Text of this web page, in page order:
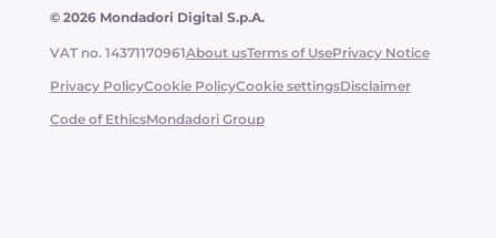
© 2026 Mondadori Digital S.p.A.
VAT no. 14371170961About usTerms of UsePrivacy Notice
Privacy PolicyCookie PolicyCookie settingsDisclaimer
Code of EthicsMondadori Group